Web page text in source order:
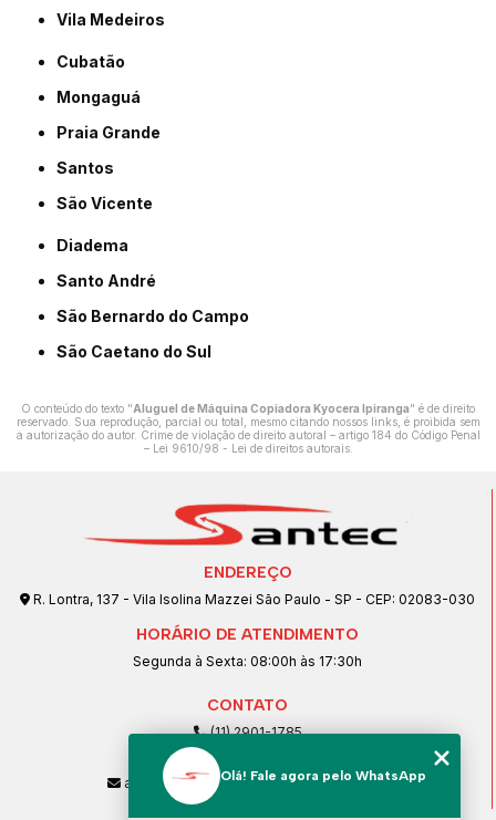
Vila Medeiros
Cubatão
Mongaguá
Praia Grande
Santos
São Vicente
Diadema
Santo André
São Bernardo do Campo
São Caetano do Sul
O conteúdo do texto "Aluguel de Máquina Copiadora Kyocera Ipiranga" é de direito
reservado. Sua reprodução, parcial ou total, mesmo citando nossos links, é proibida sem
a autorização do autor. Crime de violação de direito autoral – artigo 184 do Código Penal
– Lei 9610/98 - Lei de direitos autorais.
ENDEREÇO
R. Lontra, 137 - Vila Isolina Mazzei São Paulo - SP - CEP: 02083-030
HORÁRIO DE ATENDIMENTO
Segunda à Sexta: 08:00h às 17:30h
CONTATO
(11) 2901-1785
(11) 99239-1832
atendimento@santeccopiadoras.com.br
Olá! Fale agora pelo WhatsApp